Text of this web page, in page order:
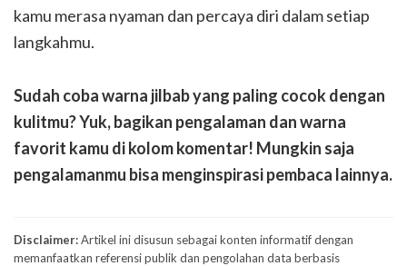
kamu merasa nyaman dan percaya diri dalam setiap
langkahmu.
Sudah coba warna jilbab yang paling cocok dengan
kulitmu? Yuk, bagikan pengalaman dan warna
favorit kamu di kolom komentar! Mungkin saja
pengalamanmu bisa menginspirasi pembaca lainnya.
Disclaimer:Artikel ini disusun sebagai konten informatif dengan
memanfaatkan referensi publik dan pengolahan data berbasis